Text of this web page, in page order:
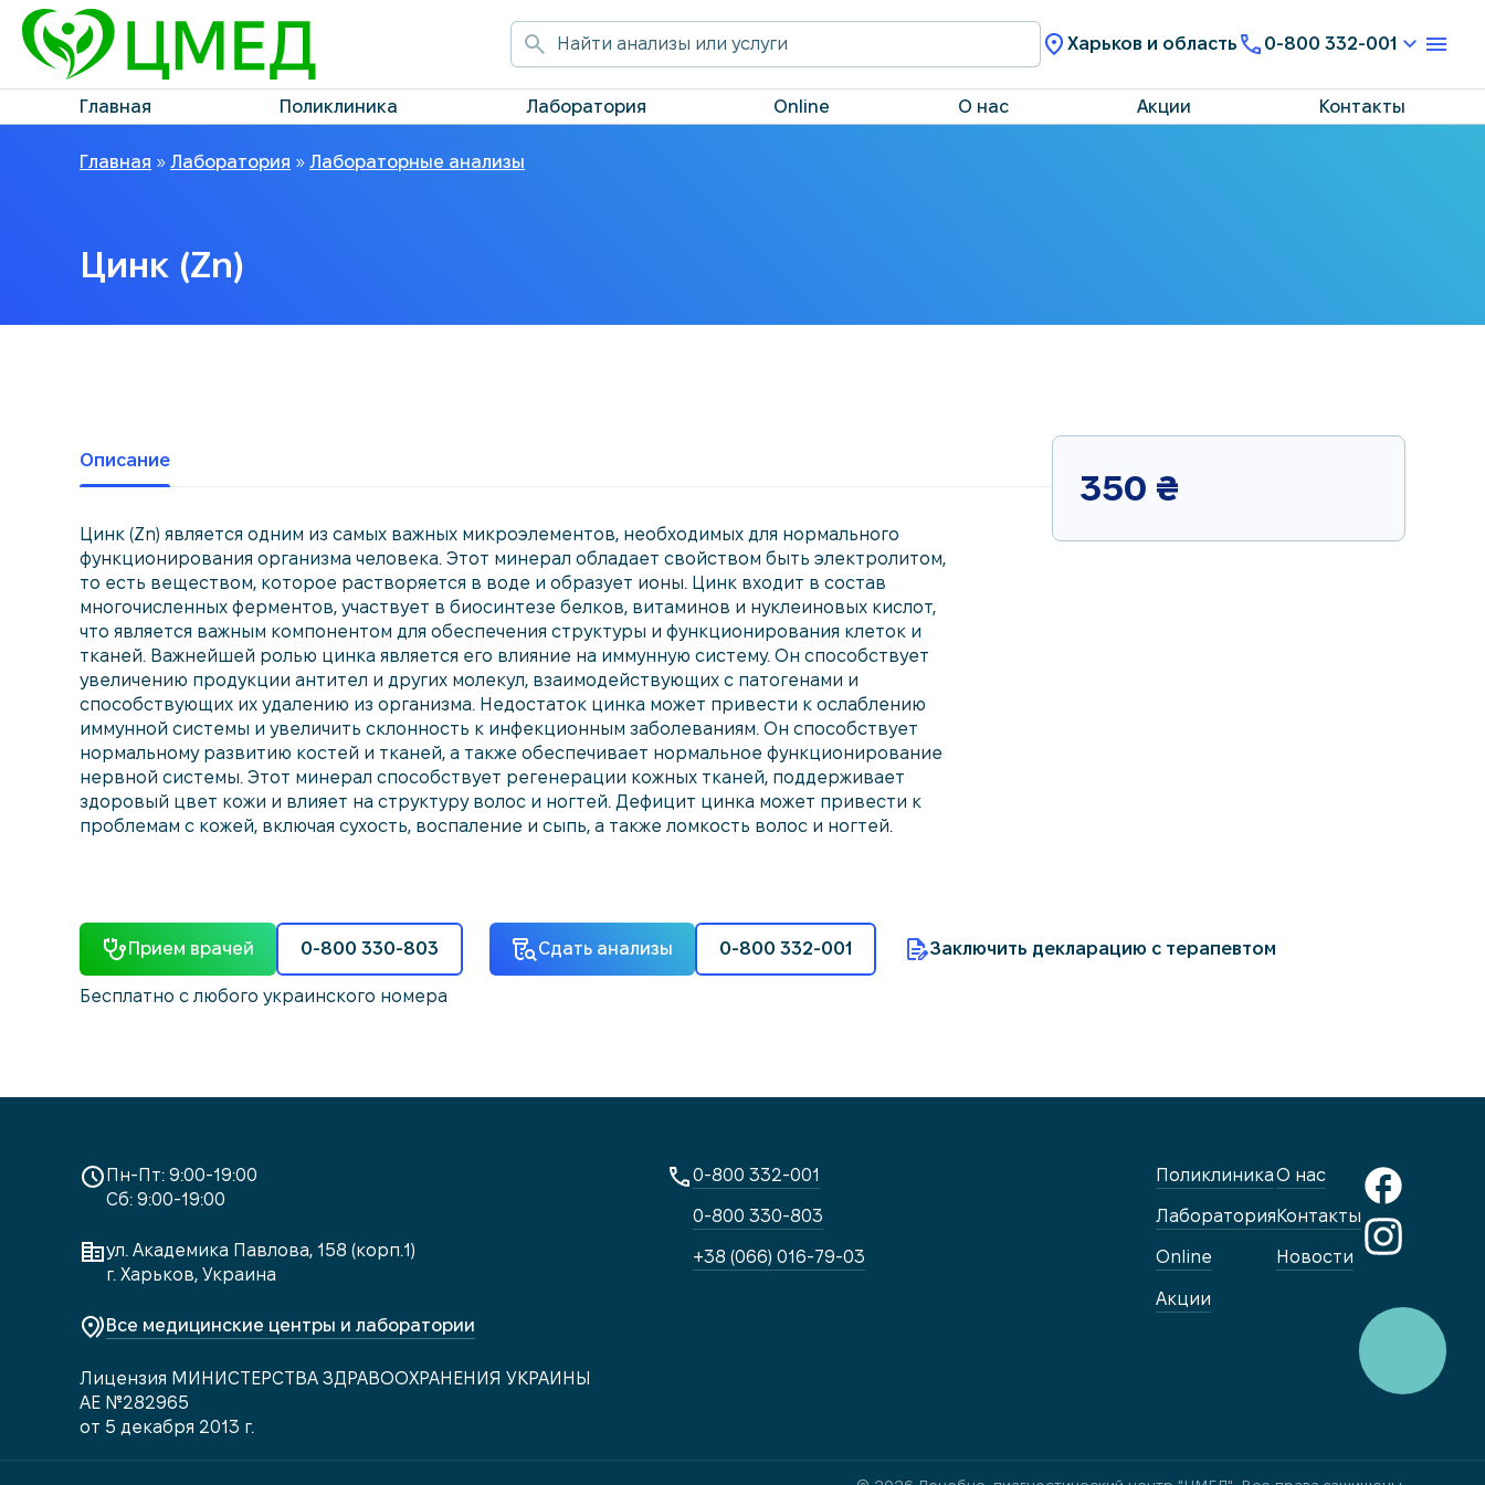
Харьков и область 0-800 332-001
Главная Поликлиника Лаборатория Online О нас Акции Контакты
Главная » Лаборатория » Лабораторные анализы
Цинк (Zn)
Описание
Цинк (Zn) является одним из самых важных микроэлементов, необходимых для нормального
функционирования организма человека. Этот минерал обладает свойством быть электролитом,
то есть веществом, которое растворяется в воде и образует ионы. Цинк входит в состав
многочисленных ферментов, участвует в биосинтезе белков, витаминов и нуклеиновых кислот,
что является важным компонентом для обеспечения структуры и функционирования клеток и
тканей. Важнейшей ролью цинка является его влияние на иммунную систему. Он способствует
увеличению продукции антител и других молекул, взаимодействующих с патогенами и
способствующих их удалению из организма. Недостаток цинка может привести к ослаблению
иммунной системы и увеличить склонность к инфекционным заболеваниям. Он способствует
нормальному развитию костей и тканей, а также обеспечивает нормальное функционирование
нервной системы. Этот минерал способствует регенерации кожных тканей, поддерживает
здоровый цвет кожи и влияет на структуру волос и ногтей. Дефицит цинка может привести к
проблемам с кожей, включая сухость, воспаление и сыпь, а также ломкость волос и ногтей.
350 ₴
Прием врачей 0-800 330-803 Сдать анализы 0-800 332-001
Бесплатно с любого украинского номера
Заключить декларацию с терапевтом
Пн-Пт: 9:00-19:00
Сб: 9:00-19:00
ул. Академика Павлова, 158 (корп.1)
г. Харьков, Украина
Все медицинские центры и лаборатории
Лицензия МИНИСТЕРСТВА ЗДРАВООХРАНЕНИЯ УКРАИНЫ
АЕ №282965
от 5 декабря 2013 г.
0-800 332-001
0-800 330-803
+38 (066) 016-79-03
Поликлиника
Лаборатория
Online
Акции
О нас
Контакты
Новости